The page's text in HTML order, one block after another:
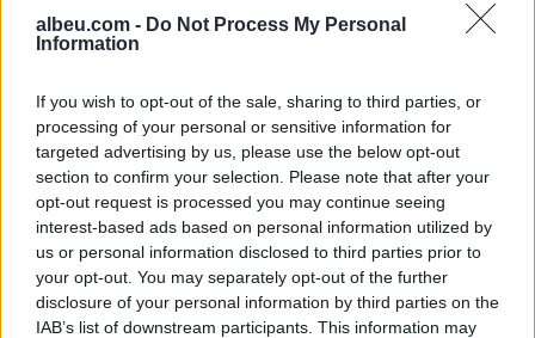
albeu.com - Do Not Process My Personal
Information
If you wish to opt-out of the sale, sharing to third parties, or
processing of your personal or sensitive information for
targeted advertising by us, please use the below opt-out
section to confirm your selection. Please note that after your
opt-out request is processed you may continue seeing
interest-based ads based on personal information utilized by
us or personal information disclosed to third parties prior to
your opt-out. You may separately opt-out of the further
disclosure of your personal information by third parties on the
IAB’s list of downstream participants. This information may
Kupën e Ligës
e Listës Serbe: Po abuzon me
mandatet e garantuara,
Kushtetuesja duhet t’ia ndalojë
veprimtarinë
Irani dhe Omani bien dakord
për një korridor në Ngushticën
e Hormuzit, negociatat në
fazën përfundimtare